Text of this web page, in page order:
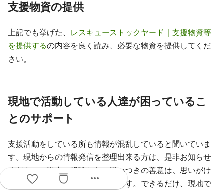
支援物資の提供
上記でも挙げた、 レスキューストックヤード｜支援物資等
を提供するの内容を良く読み、必要な物資を提供してくだ
さい。
現地で活動している人達が困っているこ
とのサポート
支援活動をしている所も情報が混乱していると聞いていま
す。現地からの情報発信を整理出来る方は、是非お知らせ
ください。過去の経験から、思いつきの善意は、思いがけ
ない悪影響に繋がることがあります。できるだけ、現地で
more_horiz